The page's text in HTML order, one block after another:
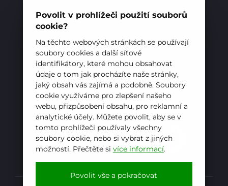
Povolit v prohlížeči použití souborů
cookie?
Na těchto webových stránkách se používají
soubory cookies a další síťové
identifikátory, které mohou obsahovat
údaje o tom jak procházíte naše stránky,
jaký obsah vás zajímá a podobně. Soubory
cookie využíváme pro zlepšení našeho
webu, přizpůsobení obsahu, pro reklamní a
analytické účely. Můžete povolit, aby se v
tomto prohlížeči používaly všechny
soubory cookie, nebo si vybrat z jiných
možností. Přečtěte si více informací.
Povolit vše a pokračovat
E-mail:sekretariat@hotelovkafren.cz
Datová schránka: bc5jrez
IČ: 00576441
ZŘIZOVATEL
Hotelová škola, Frenštát pod Radhoštěm je
příspěvkovou organizací zřizovanou
Moravskoslezským krajem